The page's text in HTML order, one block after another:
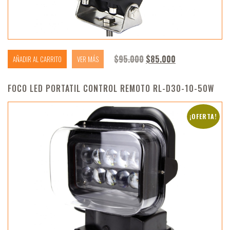
AÑADIR AL CARRITO VER MÁS $95.000 El precio original era:
$85.000
FOCO LED PORTATIL CONTROL REMOTO RL-D30-10-50W
¡OFERTA!